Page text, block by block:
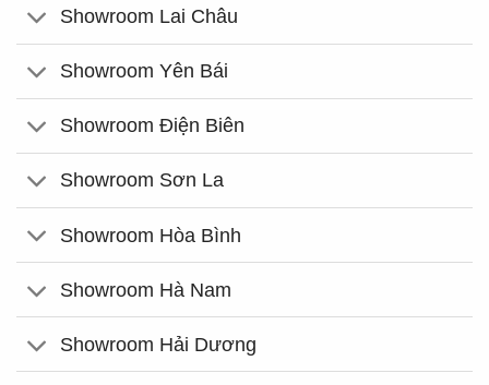
Showroom Lai Châu
Showroom Yên Bái
Showroom Điện Biên
Showroom Sơn La
Showroom Hòa Bình
Showroom Hà Nam
Showroom Hải Dương